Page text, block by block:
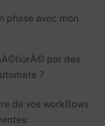
phase avec mon
par des
?
de vos workflows